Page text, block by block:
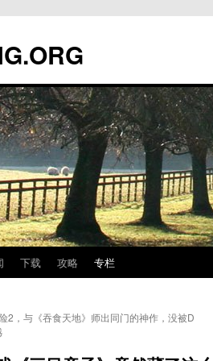
下载 攻略 专栏
2，与《吞食天地》师出同门的神作，没被D